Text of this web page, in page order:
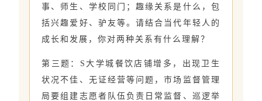
事、师生、学校同门；趣缘关系是什么，包
括兴趣爱好、驴友等。请结合当代年轻人的
成长和发展，你对两种关系有什么理解？
第三题：S大学城餐饮店铺增多，出现卫生
状况不佳、无证经营等问题，市场监督管理
局要组建志愿者队伍负责日常监督、巡逻举